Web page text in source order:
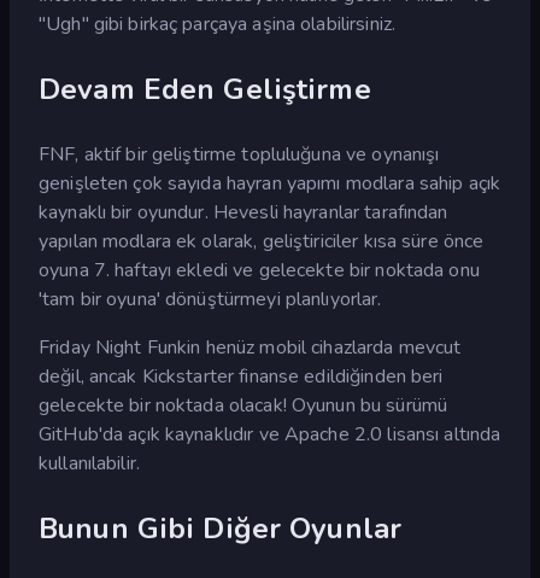
"Ugh" gibi birkaç parçaya aşina olabilirsiniz.
Devam Eden Geliştirme
FNF, aktif bir geliştirme topluluğuna ve oynanışı
genişleten çok sayıda hayran yapımı modlara sahip açık
kaynaklı bir oyundur. Hevesli hayranlar tarafından
yapılan modlara ek olarak, geliştiriciler kısa süre önce
oyuna 7. haftayı ekledi ve gelecekte bir noktada onu
'tam bir oyuna' dönüştürmeyi planlıyorlar.
Friday Night Funkin henüz mobil cihazlarda mevcut
değil, ancak Kickstarter finanse edildiğinden beri
gelecekte bir noktada olacak! Oyunun bu sürümü
GitHub'da açık kaynaklıdır ve Apache 2.0 lisansı altında
kullanılabilir.
Bunun Gibi Diğer Oyunlar